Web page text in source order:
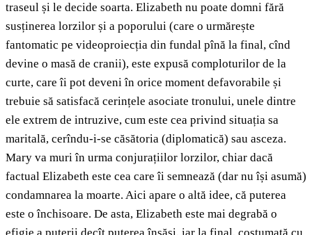
traseul și le decide soarta. Elizabeth nu poate domni fără
susținerea lorzilor și a poporului (care o urmărește
fantomatic pe videoproiecția din fundal pînă la final, cînd
devine o masă de cranii), este expusă comploturilor de la
curte, care îi pot deveni în orice moment defavorabile și
trebuie să satisfacă cerințele asociate tronului, unele dintre
ele extrem de intruzive, cum este cea privind situația sa
maritală, cerîndu-i-se căsătoria (diplomatică) sau asceza.
Mary va muri în urma conjurațiilor lorzilor, chiar dacă
factual Elizabeth este cea care îi semnează (dar nu își asumă)
condamnarea la moarte. Aici apare o altă idee, că puterea
este o închisoare. De asta, Elizabeth este mai degrabă o